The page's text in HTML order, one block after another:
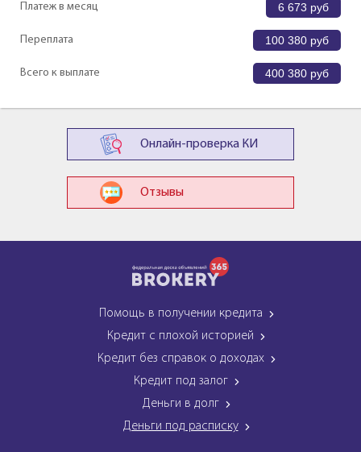
Платеж в месяц 6 673 руб
Переплата 100 380 руб
Всего к выплате 400 380 руб
Онлайн-проверка КИ
Отзывы
Помощь в получении кредита
Кредит с плохой историей
Кредит без справок о доходах
Кредит под залог
Деньги в долг
Деньги под расписку